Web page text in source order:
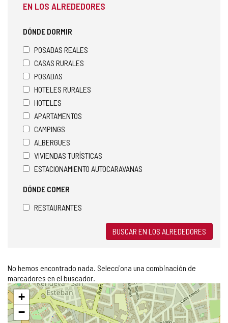
EN LOS ALREDEDORES
DÓNDE DORMIR
POSADAS REALES
CASAS RURALES
POSADAS
HOTELES RURALES
HOTELES
APARTAMENTOS
CAMPINGS
ALBERGUES
VIVIENDAS TURÍSTICAS
ESTACIONAMIENTO AUTOCARAVANAS
DÓNDE COMER
RESTAURANTES
BUSCAR EN LOS ALREDEDORES
No hemos encontrado nada. Selecciona una combinación de
marcadores en el buscador.
Saltar
mapa
+
−